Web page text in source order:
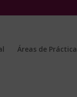
Áreas de Práctica